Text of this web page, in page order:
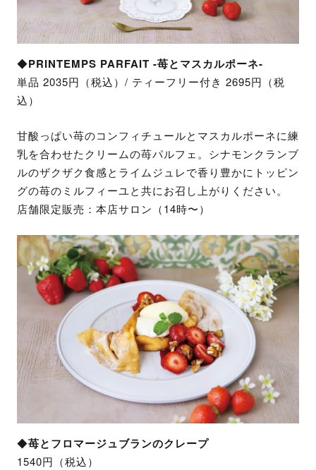
◆PRINTEMPS PARFAIT -苺とマスカルポーネ-
単品 2035円（税込）​/ ティーフリー付き 2695円（税
込）
甘酸っぱい苺のコンフィチュールとマスカルポーネに練
乳を合わせたクリームの苺パルフェ。シナモンクランブ
ルのザクザク食感とライムジュレで香り豊かにトッピン
グの苺のミルフィーユと共にお召し上がりください。
店舗限定販売：本店サロン（14時〜）
◆苺とフロマージュブランのクレープ
1540円（税込）​